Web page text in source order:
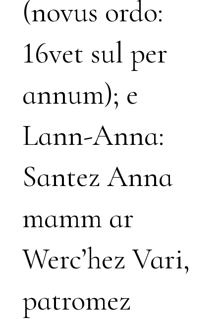
(novus ordo:
16vet sul per
annum); e
Lann-Anna:
Santez Anna
mamm ar
Werc’hez Vari,
patromez